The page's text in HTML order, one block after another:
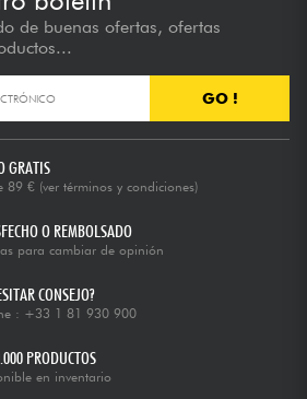
de buenas ofertas, ofertas
GO !
GRATIS
89 € (ver términos y condiciones)
O REMBOLSADO
para cambiar de opinión
CONSEJO?
: +33 1 81 930 900
PRODUCTOS
en inventario